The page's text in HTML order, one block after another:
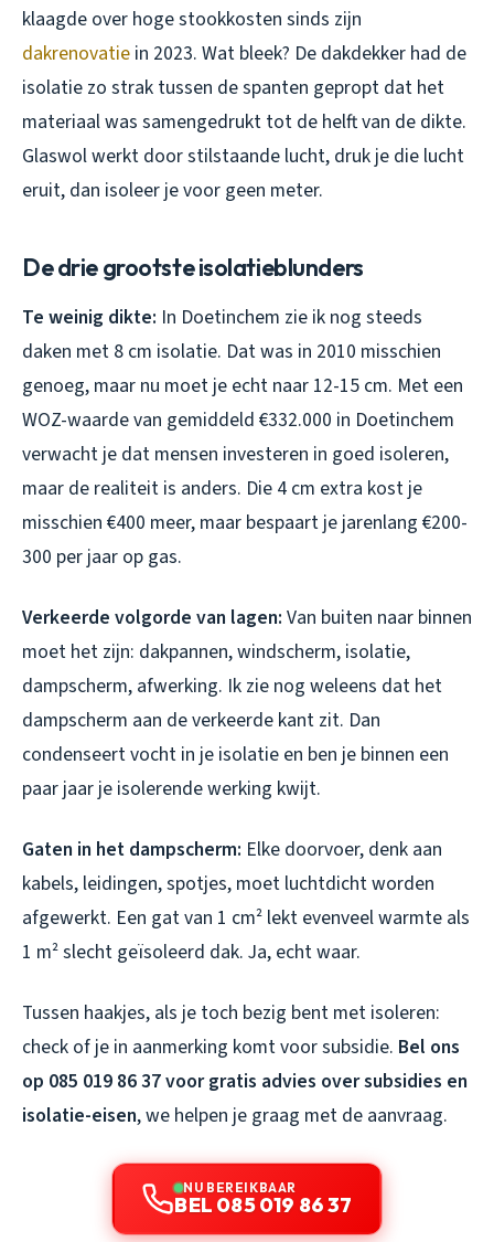
klaagde over hoge stookkosten sinds zijn
dakrenovatie in 2023. Wat bleek? De dakdekker had de
isolatie zo strak tussen de spanten gepropt dat het
materiaal was samengedrukt tot de helft van de dikte.
Glaswol werkt door stilstaande lucht, druk je die lucht
eruit, dan isoleer je voor geen meter.
De drie grootste isolatieblunders
Te weinig dikte: In Doetinchem zie ik nog steeds
daken met 8 cm isolatie. Dat was in 2010 misschien
genoeg, maar nu moet je echt naar 12-15 cm. Met een
WOZ-waarde van gemiddeld €332.000 in Doetinchem
verwacht je dat mensen investeren in goed isoleren,
maar de realiteit is anders. Die 4 cm extra kost je
misschien €400 meer, maar bespaart je jarenlang €200-
300 per jaar op gas.
Verkeerde volgorde van lagen: Van buiten naar binnen
moet het zijn: dakpannen, windscherm, isolatie,
dampscherm, afwerking. Ik zie nog weleens dat het
dampscherm aan de verkeerde kant zit. Dan
condenseert vocht in je isolatie en ben je binnen een
paar jaar je isolerende werking kwijt.
Gaten in het dampscherm: Elke doorvoer, denk aan
kabels, leidingen, spotjes, moet luchtdicht worden
afgewerkt. Een gat van 1 cm² lekt evenveel warmte als
1 m² slecht geïsoleerd dak. Ja, echt waar.
Tussen haakjes, als je toch bezig bent met isoleren:
check of je in aanmerking komt voor subsidie. Bel ons
op 085 019 86 37 voor gratis advies over subsidies en
isolatie-eisen, we helpen je graag met de aanvraag.
NU BEREIKBAAR
BEL 085 019 86 37